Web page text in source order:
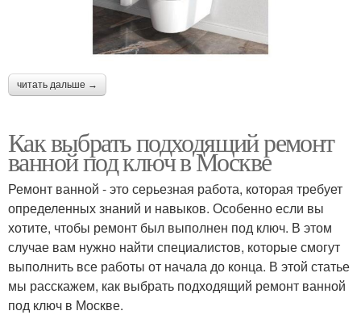
читать дальше →
Как выбрать подходящий ремонт
ванной под ключ в Москве
Ремонт ванной - это серьезная работа, которая требует
определенных знаний и навыков. Особенно если вы
хотите, чтобы ремонт был выполнен под ключ. В этом
случае вам нужно найти специалистов, которые смогут
выполнить все работы от начала до конца. В этой статье
мы расскажем, как выбрать подходящий ремонт ванной
под ключ в Москве.